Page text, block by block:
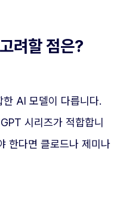
려할 점은?
AI 모델이 다릅니다.
시리즈가 적합합니
한다면 클로드나 제미나